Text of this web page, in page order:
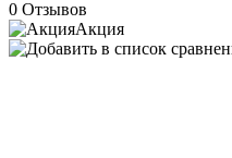
0 Отзывов
Акция